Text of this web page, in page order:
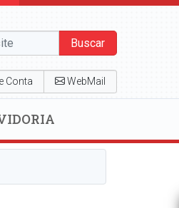
Buscar
Conta WebMail